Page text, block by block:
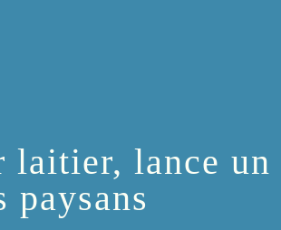
laitier, lance un
paysans